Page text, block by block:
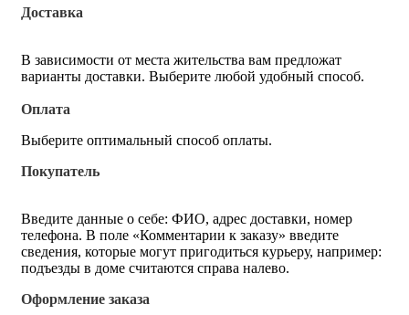
Доставка
В зависимости от места жительства вам предложат
варианты доставки. Выберите любой удобный способ.
Оплата
Выберите оптимальный способ оплаты.
Покупатель
Введите данные о себе: ФИО, адрес доставки, номер
телефона. В поле «Комментарии к заказу» введите
сведения, которые могут пригодиться курьеру, например:
подъезды в доме считаются справа налево.
Оформление заказа